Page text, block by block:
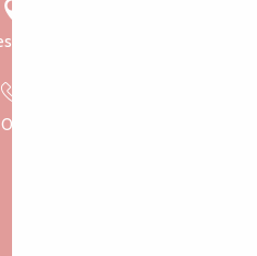
22300 Lannion
60 70